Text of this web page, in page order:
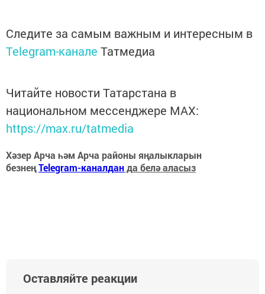
Следите за самым важным и интересным в
Telegram-канале Татмедиа
Читайте новости Татарстана в
национальном мессенджере MАХ:
https://max.ru/tatmedia
Хәзер Арча һәм Арча районы яңалыкларын
безнеңTelegram-каналданда белә аласыз
Оставляйте реакции